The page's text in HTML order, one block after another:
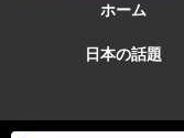
ホーム
日本の話題